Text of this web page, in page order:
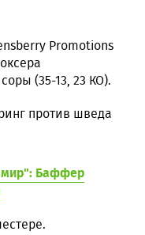
Promotions
(35-13, 23 КО).
против шведа
мир": Баффер